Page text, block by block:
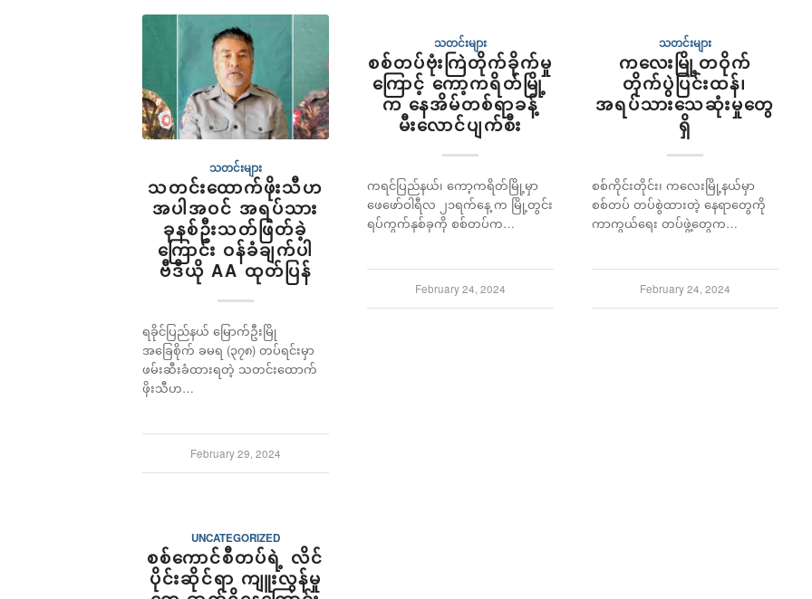
သတင်းများ
သတင်းထောက်ဖိုးသီဟ
အပါအဝင် အရပ်သား
ခုနစ်ဦးသတ်ဖြတ်ခဲ့
ကြောင်း ဝန်ခံချက်ပါ
ဗီဒီယို AA ထုတ်ပြန်
ရခိုင်ပြည်နယ် မြောက်ဦးမြို
အခြေစိုက် ခမရ (၃၇၈) တပ်ရင်းမှာ
ဖမ်းဆီးခံထားရတဲ့ သတင်းထောက်
ဖိုးသီဟ…
February 29, 2024
သတင်းများ
စစ်တပ်ဗုံးကြဲတိုက်ခိုက်မှု
ကြောင့် ကော့ကရိတ်မြို့
က နေအိမ်တစ်ရာခန့်
မီးလောင်ပျက်စီး
ကရင်ပြည်နယ်၊ ကော့ကရိတ်မြို့မှာ
ဖေဖော်ဝါရီလ ၂၁ရက်နေ့ က မြို့တွင်း
ရပ်ကွက်နှစ်ခုကို စစ်တပ်က…
February 24, 2024
သတင်းများ
ကလေးမြို့တဝိုက်
တိုက်ပွဲပြင်းထန်၊
အရပ်သားသေဆုံးမှုတွေ
ရှိ
စစ်ကိုင်းတိုင်း၊ ကလေးမြို့နယ်မှာ
စစ်တပ် တပ်စွဲထားတဲ့ နေရာတွေကို
ကာကွယ်ရေး တပ်ဖွဲ့တွေက…
February 24, 2024
UNCATEGORIZED
စစ်ကောင်စီတပ်ရဲ့ လိင်
ပိုင်းဆိုင်ရာ ကျူးလွန်မှု